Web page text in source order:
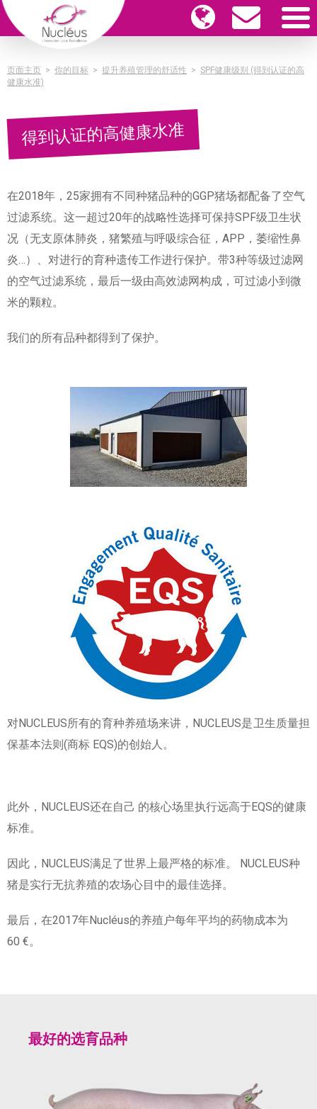
页面主页 > 你的目标 > 提升养殖管理的舒适性 > SPF健康级别 (得到认证的高
健康水准)
得到认证的高健康水准
在2018年，25家拥有不同种猪品种的GGP猪场都配备了空气
过滤系统。这一超过20年的战略性选择可保持SPF级卫生状
况（无支原体肺炎，猪繁殖与呼吸综合征，APP，萎缩性鼻
炎…）、对进行的育种遗传工作进行保护。带3种等级过滤网
的空气过滤系统，最后一级由高效滤网构成，可过滤小到微
米的颗粒。
我们的所有品种都得到了保护。
对NUCLEUS所有的育种养殖场来讲，NUCLEUS是卫生质量担
保基本法则(商标 EQS)的创始人。
此外，NUCLEUS还在自己 的核心场里执行远高于EQS的健康
标准。
因此，NUCLEUS满足了世界上最严格的标准。 NUCLEUS种
猪是实行无抗养殖的农场心目中的最佳选择。
最后，在2017年Nucléus的养殖户每年平均的药物成本为
60 €。
最好的选育品种